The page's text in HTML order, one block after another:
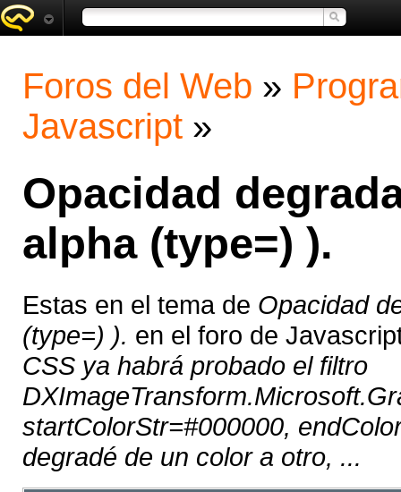
Foros del Web »
Javascript »
Opacidad
alpha (type=) ).
Estas en el tema de Opacidad
(type=) ). en el foro de
CSS ya habrá probado el filtro
startColorStr=#000000,
degradé de un color a otro, ...